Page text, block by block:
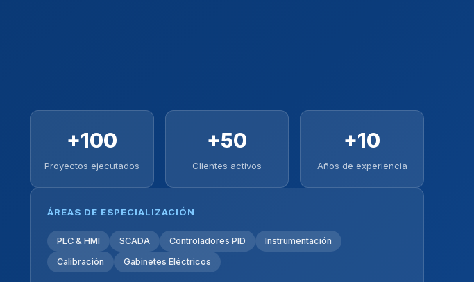
+100
Proyectos ejecutados
+50
Clientes activos
+10
Años de experiencia
ÁREAS DE ESPECIALIZACIÓN
PLC & HMI SCADA Controladores PID
Instrumentación
Calibración
Gabinetes Eléctricos